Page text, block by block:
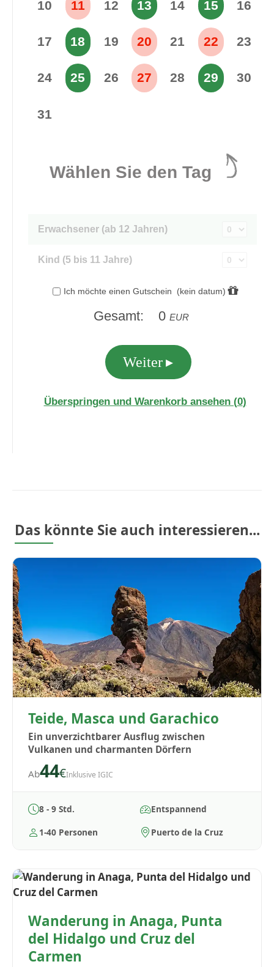
Das könnte Sie auch interessieren...
Teide, Masca und Garachico
Ein unverzichtbarer Ausflug zwischen
Vulkanen und charmanten Dörfern
Ab44€Inklusive IGIC
8 - 9 Std.
Entspannend
1-40 Personen
Puerto de la Cruz
Wanderung in Anaga, Punta
del Hidalgo und Cruz del
Carmen